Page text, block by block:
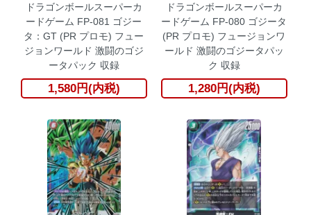
ドラゴンボールスーパーカ
ードゲーム FP-081 ゴジー
タ：GT (PR プロモ) フュー
ジョンワールド 激闘のゴジ
ータパック 収録
1,580円(内税)
ドラゴンボールスーパーカ
ードゲーム FP-080 ゴジータ
(PR プロモ) フュージョンワ
ールド 激闘のゴジータパッ
ク 収録
1,280円(内税)